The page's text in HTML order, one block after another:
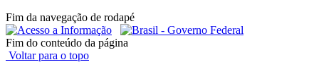
Fim da navegação de rodapé
Fim do conteúdo da página
Voltar para o topo